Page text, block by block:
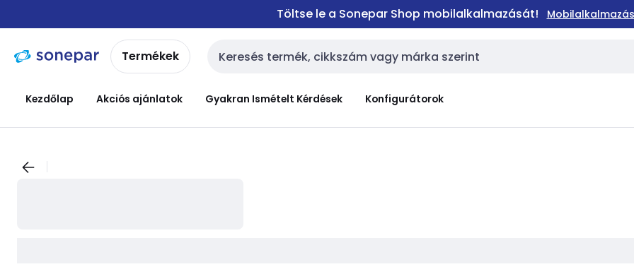
navigációhoztartalomra
Töltse le a Sonepar Shop mobilalkalmazását!
Termékek Keresési bemenet
Kezdőlap Akciós ajánlatok Gyakran Ismételt Kérdések Konfigurátorok